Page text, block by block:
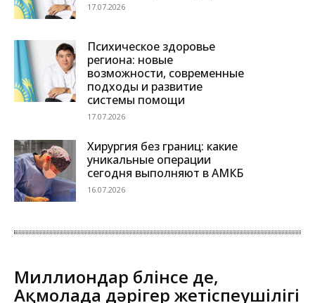
17.07.2026
Психическое здоровье
региона: новые
возможности, современные
подходы и развитие
системы помощи
17.07.2026
Хирургия без границ: какие
уникальные операции
сегодня выполняют в АМКБ
16.07.2026